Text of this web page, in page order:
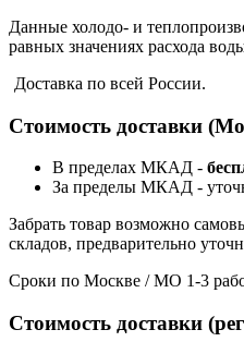
Данные холодо- и
равных значениях расхода
Доставка по всей России.
Стоимость доставки
В пределах МКАД -
За пределы МКАД -
Забрать товар возможно
складов, предварительно
Сроки по Москве / МО 1-3
Стоимость доставки